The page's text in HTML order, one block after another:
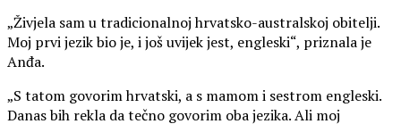
„Živjela sam u tradicionalnoj hrvatsko-australskoj obitelji.
Moj prvi jezik bio je, i još uvijek jest, engleski“, priznala je
Anđa.
„S tatom govorim hrvatski, a s mamom i sestrom engleski.
Danas bih rekla da tečno govorim oba jezika. Ali moj